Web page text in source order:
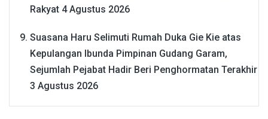
Rakyat 4 Agustus 2026
Suasana Haru Selimuti Rumah Duka Gie Kie atas
Kepulangan Ibunda Pimpinan Gudang Garam,
Sejumlah Pejabat Hadir Beri Penghormatan Terakhir
3 Agustus 2026